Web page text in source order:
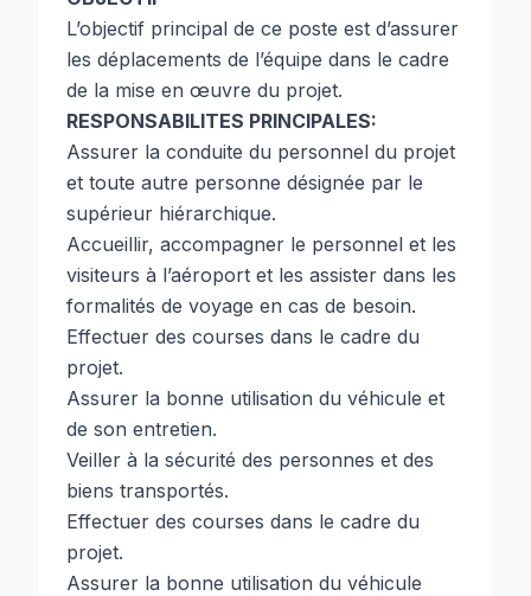
L’objectif principal de ce poste est d’assurer
les déplacements de l’équipe dans le cadre
de la mise en œuvre du projet.
RESPONSABILITES PRINCIPALES:
Assurer la conduite du personnel du projet
et toute autre personne désignée par le
supérieur hiérarchique.
Accueillir, accompagner le personnel et les
visiteurs à l’aéroport et les assister dans les
formalités de voyage en cas de besoin.
Effectuer des courses dans le cadre du
projet.
Assurer la bonne utilisation du véhicule et
de son entretien.
Veiller à la sécurité des personnes et des
biens transportés.
Effectuer des courses dans le cadre du
projet.
Assurer la bonne utilisation du véhicule